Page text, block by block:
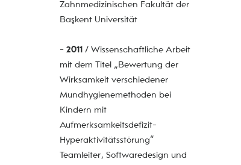
Zahnmedizinischen Fakultät der
Başkent Universität
- 2011/ Wissenschaftliche Arbeit
mit dem Titel „Bewertung der
Wirksamkeit verschiedener
Mundhygienemethoden bei
Kindern mit
Aufmerksamkeitsdefizit-
Hyperaktivitätsstörung“
Teamleiter, Softwaredesign und